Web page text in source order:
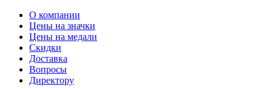
О компании
Цены на значки
Цены на медали
Скидки
Доставка
Вопросы
Директору